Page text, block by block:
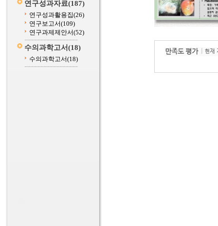
연구성과자료(187)
연구성과활용집(26)
연구보고서(109)
연구과제제안서(52)
수의과학고서(18)
수의과학고서(18)